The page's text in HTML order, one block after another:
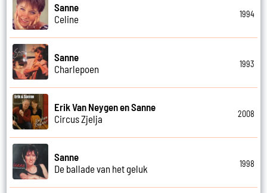
Sanne
Celine
1994
Sanne
Charlepoen
1993
Erik Van Neygen en Sanne
Circus Zjelja
2008
Sanne
De ballade van het geluk
1998